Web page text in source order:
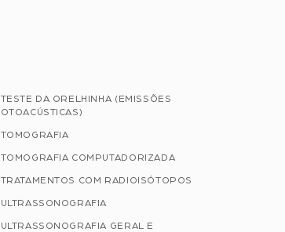
TESTE DA ORELHINHA (EMISSÕES
OTOACÚSTICAS)
TOMOGRAFIA
TOMOGRAFIA COMPUTADORIZADA
TRATAMENTOS COM RADIOISÓTOPOS
ULTRASSONOGRAFIA
ULTRASSONOGRAFIA GERAL E